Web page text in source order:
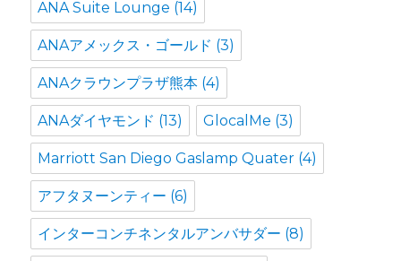
ANA Suite Lounge (14)
ANAアメックス・ゴールド (3)
ANAクラウンプラザ熊本 (4)
ANAダイヤモンド (13) GlocalMe (3)
Marriott San Diego Gaslamp Quater (4)
アフタヌーンティー (6)
インターコンチネンタルアンバサダー (8)